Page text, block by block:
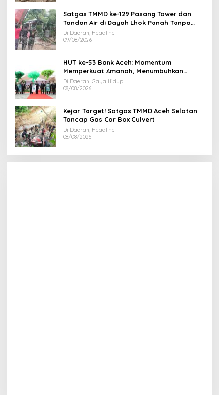
Satgas TMMD ke-129 Pasang Tower dan
Tandon Air di Dayah Lhok Panah Tanpa
Jeda
Di Daerah, Headline
09/08/2026
HUT ke-53 Bank Aceh: Momentum
Memperkuat Amanah, Menumbuhkan
Keberkahan Bagi Aceh
Di Daerah, Gaya Hidup
08/08/2026
Kejar Target! Satgas TMMD Aceh Selatan
Tancap Gas Cor Box Culvert
Di Daerah, Headline
08/08/2026